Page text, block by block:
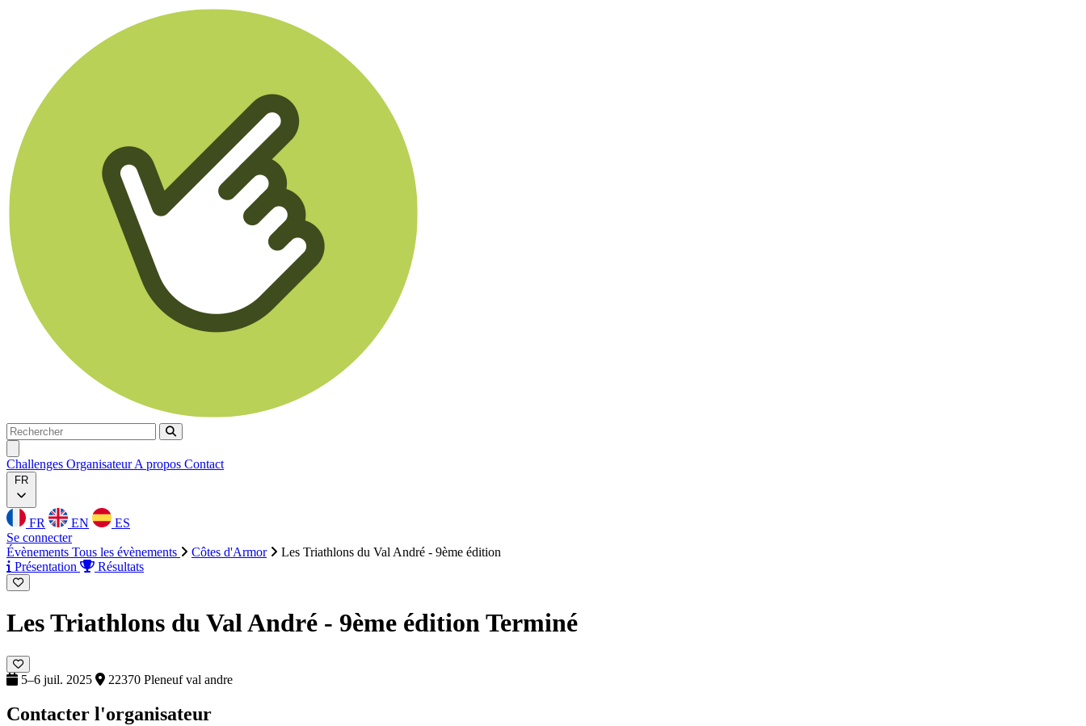
Rechercher
Rechercher
Challenges OrganisateurA propos Contact
FR
FR EN
ES
Se connecter
Évènements Tous les évènements Côtes d'Armor
Les Triathlons du Val André - 9ème édition
Présentation
Résultats
Les Triathlons du Val André - 9ème éditionTerminé
5–6 juil. 2025 22370 Pleneuf val andre
Contacter l'organisateur